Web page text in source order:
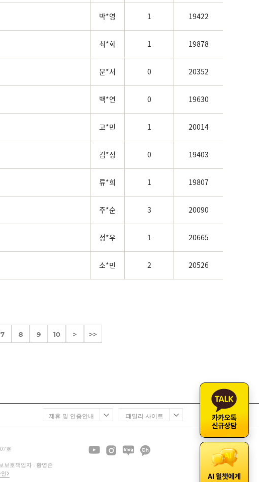
박*영 1 19422
최*화 1 19878
문*서 0 20352
백*연 0 19630
고*민 1 20014
김*성 0 19403
류*희 1 19807
주*순 3 20090
정*우 1 20665
소*민 2 20526
7 8 9 10 > >>
호
보호책임자 : 황영준
패밀리 사이트
제휴 및 인증안내